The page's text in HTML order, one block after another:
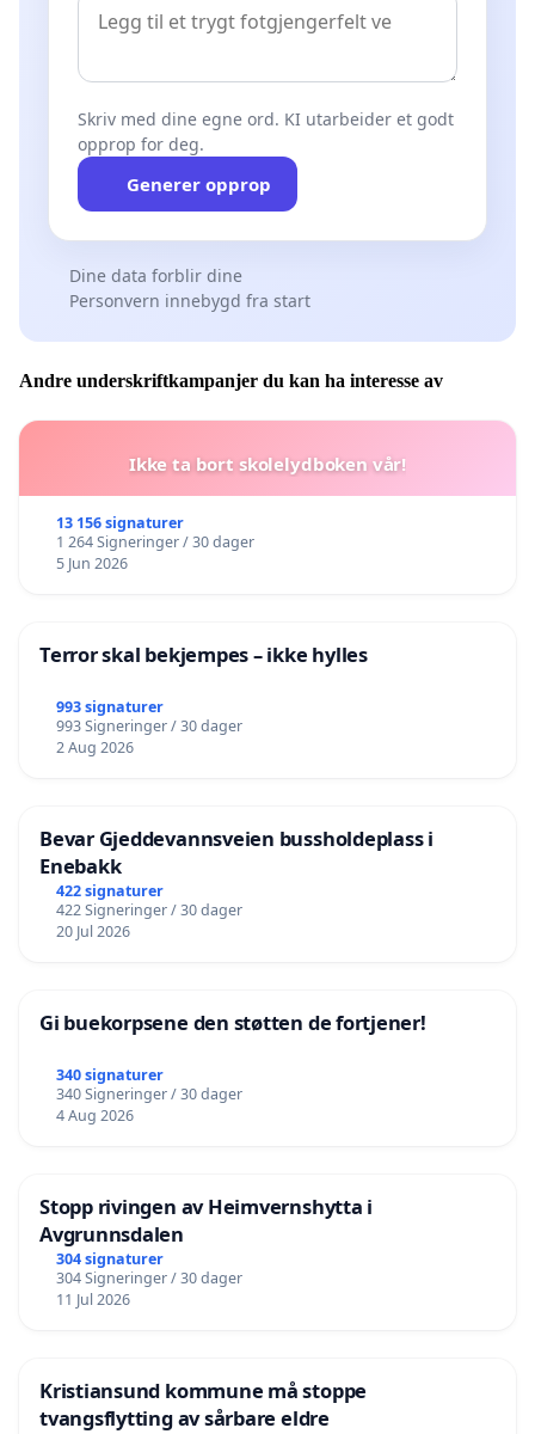
Skriv med dine egne ord. KI utarbeider et godt
opprop for deg.
Generer opprop
Dine data forblir dine
Personvern innebygd fra start
Andre underskriftkampanjer du kan ha interesse av
Ikke ta bort skolelydboken vår!
13 156 signaturer
1 264 Signeringer / 30 dager
5 Jun 2026
Terror skal bekjempes – ikke hylles
993 signaturer
993 Signeringer / 30 dager
2 Aug 2026
Bevar Gjeddevannsveien bussholdeplass i
Enebakk
422 signaturer
422 Signeringer / 30 dager
20 Jul 2026
Gi buekorpsene den støtten de fortjener!
340 signaturer
340 Signeringer / 30 dager
4 Aug 2026
Stopp rivingen av Heimvernshytta i
Avgrunnsdalen
304 signaturer
304 Signeringer / 30 dager
11 Jul 2026
Kristiansund kommune må stoppe
tvangsflytting av sårbare eldre